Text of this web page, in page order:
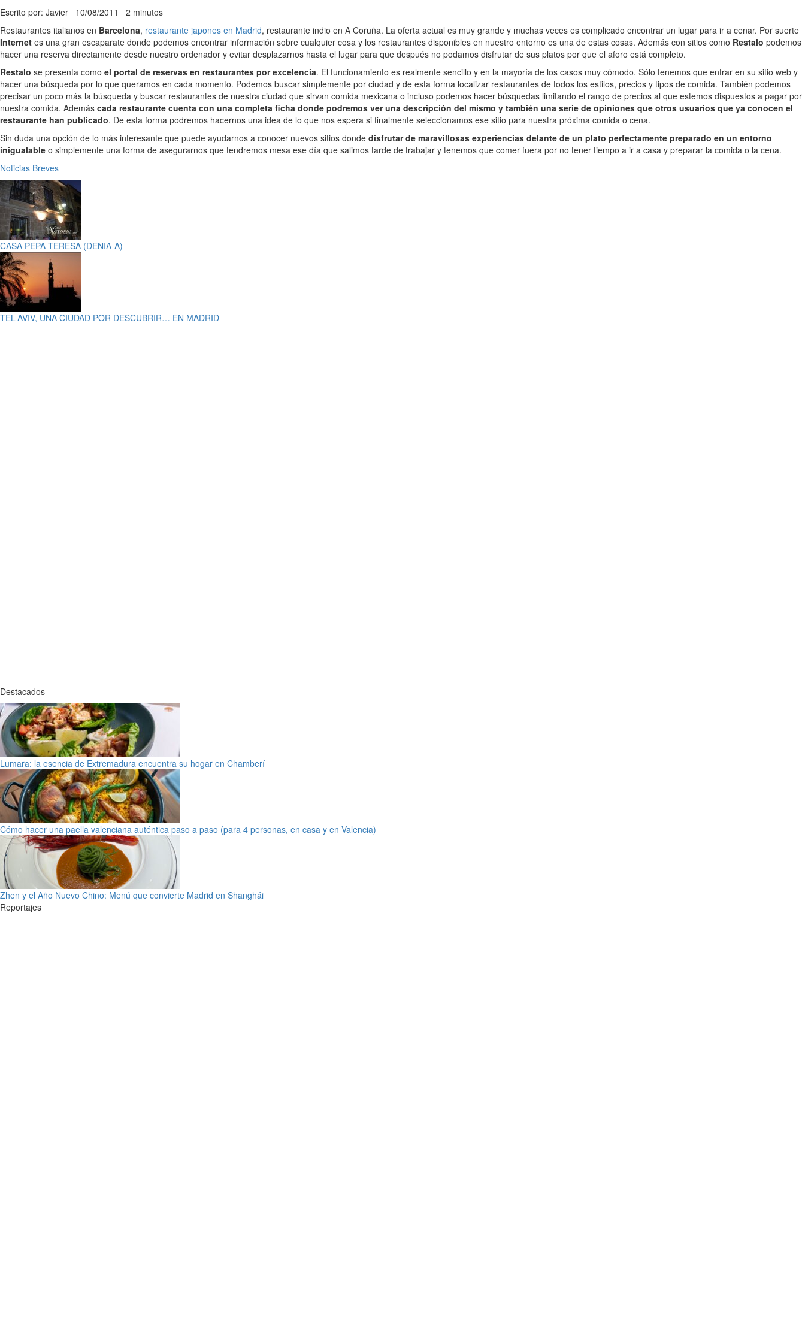
Escrito por: Javier 10/08/2011 2 minutos
Restaurantes italianos en Barcelona, restaurante japones en Madrid, restaurante indio en A Coruña. La oferta actual es muy grande y muchas veces es complicado encontrar un lugar para ir a cenar. Por suerte
Internet es una gran escaparate donde podemos encontrar información sobre cualquier cosa y los restaurantes disponibles en nuestro entorno es una de estas cosas. Además con sitios como Restalo podemos
hacer una reserva directamente desde nuestro ordenador y evitar desplazarnos hasta el lugar para que después no podamos disfrutar de sus platos por que el aforo está completo.
Restalo se presenta como el portal de reservas en restaurantes por excelencia. El funcionamiento es realmente sencillo y en la mayoría de los casos muy cómodo. Sólo tenemos que entrar en su sitio web y
hacer una búsqueda por lo que queramos en cada momento. Podemos buscar simplemente por ciudad y de esta forma localizar restaurantes de todos los estilos, precios y tipos de comida. También podemos
precisar un poco más la búsqueda y buscar restaurantes de nuestra ciudad que sirvan comida mexicana o incluso podemos hacer búsquedas limitando el rango de precios al que estemos dispuestos a pagar por
nuestra comida. Además cada restaurante cuenta con una completa ficha donde podremos ver una descripción del mismo y también una serie de opiniones que otros usuarios que ya conocen el
restaurante han publicado. De esta forma podremos hacernos una idea de lo que nos espera si finalmente seleccionamos ese sitio para nuestra próxima comida o cena.
Sin duda una opción de lo más interesante que puede ayudarnos a conocer nuevos sitios donde disfrutar de maravillosas experiencias delante de un plato perfectamente preparado en un entorno
inigualable o simplemente una forma de asegurarnos que tendremos mesa ese día que salimos tarde de trabajar y tenemos que comer fuera por no tener tiempo a ir a casa y preparar la comida o la cena.
Noticias Breves
CASA PEPA TERESA (DENIA-A)
TEL-AVIV, UNA CIUDAD POR DESCUBRIR… EN MADRID
Destacados
Lumara: la esencia de Extremadura encuentra su hogar en Chamberí
Cómo hacer una paella valenciana auténtica paso a paso (para 4 personas, en casa y en Valencia)
Zhen y el Año Nuevo Chino: Menú que convierte Madrid en Shanghái
Reportajes